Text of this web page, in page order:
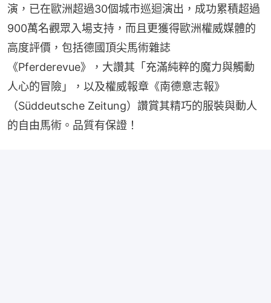
演，已在歐洲超過30個城市巡迴演出，成功累積超過
900萬名觀眾入場支持，而且更獲得歐洲權威媒體的
高度評價，包括德國頂尖馬術雜誌
《Pferderevue》，大讚其「充滿純粹的魔力與觸動
人心的冒險」，以及權威報章《南德意志報》
（Süddeutsche Zeitung）讚賞其精巧的服裝與動人
的自由馬術。品質有保證！